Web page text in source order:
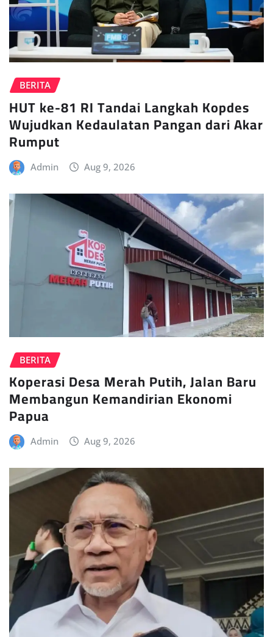
BERITA
HUT ke-81 RI Tandai Langkah Kopdes
Wujudkan Kedaulatan Pangan dari Akar
Rumput
Admin Aug 9, 2026
BERITA
Koperasi Desa Merah Putih, Jalan Baru
Membangun Kemandirian Ekonomi
Papua
Admin Aug 9, 2026